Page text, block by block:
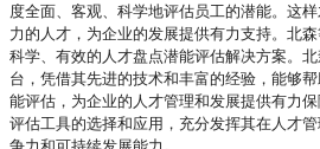
度全面、客观、科学地评估员工的潜能。这
力的人才，为企业的发展提供有力支持。北
科学、有效的人才盘点潜能评估解决方案。
台，凭借其先进的技术和丰富的经验，能够
能评估，为企业的人才管理和发展提供有力
评估工具的选择和应用，充分发挥其在人才